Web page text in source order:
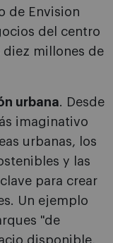
de Envision
del centro
diez millones de
urbana. Desde
imaginativo
urbanas, los
y las
para crear
Un ejemplo
"de
disponible,